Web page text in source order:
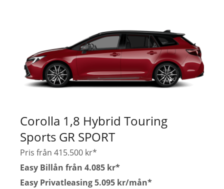
Corolla 1,8 Hybrid Touring
Sports GR SPORT
Pris från 415.500 kr*
Easy Billån från 4.085 kr*
Easy Privatleasing 5.095 kr/mån*